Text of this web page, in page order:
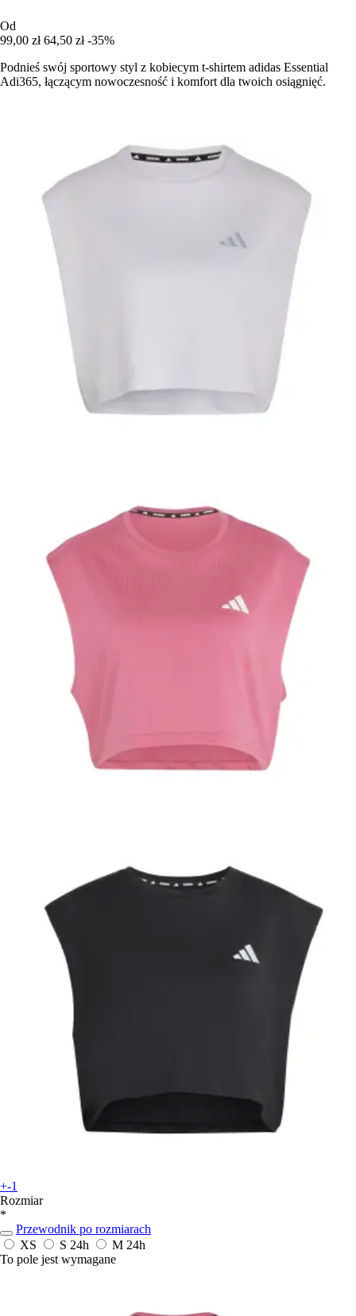
Od
99,00 zł 64,50 zł -35%
Podnieś swój sportowy styl z kobiecym t-shirtem adidas Essential
Adi365, łączącym nowoczesność i komfort dla twoich osiągnięć.
+-1
Rozmiar
*
Przewodnik po rozmiarach
XS
S 24h M 24h
To pole jest wymagane